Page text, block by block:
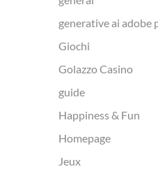
CONTINUE
generative ai adobe
Giochi
Golazzo Casino
guide
Happiness & Fun
Homepage
Jeux